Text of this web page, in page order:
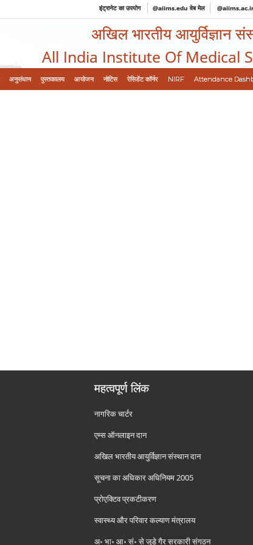
इंट्रानेट का उपयोग @aiims.edu वेब मेल
अखिल भारतीय आयुर्विज्ञान
All India Institute Of Medical
अनुसंधान पुस्तकालय आयोजन नोटिस रेसिडेंट कॉर्नर NIRF Attendance
महत्वपूर्ण लिंक
नागरिक चार्टर
एम्स ऑनलाइन दान
अखिल भारतीय आयुर्विज्ञान संस्थान दान
सूचना का अधिकार अधिनियम 2005
प्रोएक्टिव प्रकटीकरण
स्वास्थ्य और परिवार कल्याण मंत्रालय
अ॰ भा॰ आ॰ सं॰ से जुड़े गैर सरकारी संगठन